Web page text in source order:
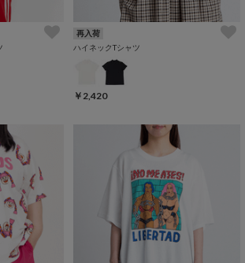
再入荷
ハイネックTシャツ
￥2,420